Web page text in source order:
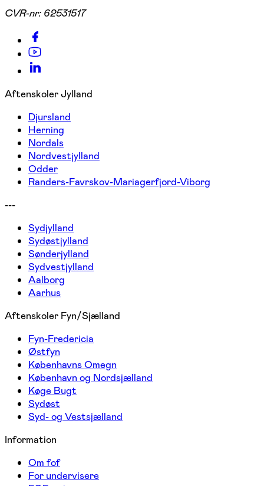
CVR-nr: 62531517
Aftenskoler Jylland
Djursland
Herning
Nordals
Nordvestjylland
Odder
Randers-Favrskov-Mariagerfjord-Viborg
---
Sydjylland
Sydøstjylland
Sønderjylland
Sydvestjylland
Aalborg
Aarhus
Aftenskoler Fyn/Sjælland
Fyn-Fredericia
Østfyn
Københavns Omegn
København og Nordsjælland
Køge Bugt
Sydøst
Syd- og Vestsjælland
Information
Om fof
For undervisere